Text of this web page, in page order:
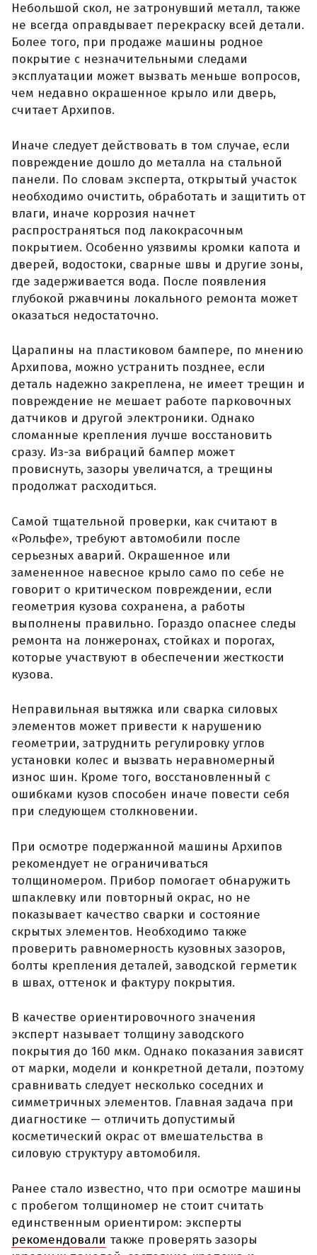
Небольшой скол, не затронувший металл, также
не всегда оправдывает перекраску всей детали.
Более того, при продаже машины родное
покрытие с незначительными следами
эксплуатации может вызвать меньше вопросов,
чем недавно окрашенное крыло или дверь,
считает Архипов.
Иначе следует действовать в том случае, если
повреждение дошло до металла на стальной
панели. По словам эксперта, открытый участок
необходимо очистить, обработать и защитить от
влаги, иначе коррозия начнет
распространяться под лакокрасочным
покрытием. Особенно уязвимы кромки капота и
дверей, водостоки, сварные швы и другие зоны,
где задерживается вода. После появления
глубокой ржавчины локального ремонта может
оказаться недостаточно.
Царапины на пластиковом бампере, по мнению
Архипова, можно устранить позднее, если
деталь надежно закреплена, не имеет трещин и
повреждение не мешает работе парковочных
датчиков и другой электроники. Однако
сломанные крепления лучше восстановить
сразу. Из-за вибраций бампер может
провиснуть, зазоры увеличатся, а трещины
продолжат расходиться.
Самой тщательной проверки, как считают в
«Рольфе», требуют автомобили после
серьезных аварий. Окрашенное или
замененное навесное крыло само по себе не
говорит о критическом повреждении, если
геометрия кузова сохранена, а работы
выполнены правильно. Гораздо опаснее следы
ремонта на лонжеронах, стойках и порогах,
которые участвуют в обеспечении жесткости
кузова.
Неправильная вытяжка или сварка силовых
элементов может привести к нарушению
геометрии, затруднить регулировку углов
установки колес и вызвать неравномерный
износ шин. Кроме того, восстановленный с
ошибками кузов способен иначе повести себя
при следующем столкновении.
При осмотре подержанной машины Архипов
рекомендует не ограничиваться
толщиномером. Прибор помогает обнаружить
шпаклевку или повторный окрас, но не
показывает качество сварки и состояние
скрытых элементов. Необходимо также
проверить равномерность кузовных зазоров,
болты крепления деталей, заводской герметик
в швах, оттенок и фактуру покрытия.
В качестве ориентировочного значения
эксперт называет толщину заводского
покрытия до 160 мкм. Однако показания зависят
от марки, модели и конкретной детали, поэтому
сравнивать следует несколько соседних и
симметричных элементов. Главная задача при
диагностике — отличить допустимый
косметический окрас от вмешательства в
силовую структуру автомобиля.
Ранее стало известно, что при осмотре машины
с пробегом толщиномер не стоит считать
единственным ориентиром: эксперты
рекомендовали также проверять зазоры